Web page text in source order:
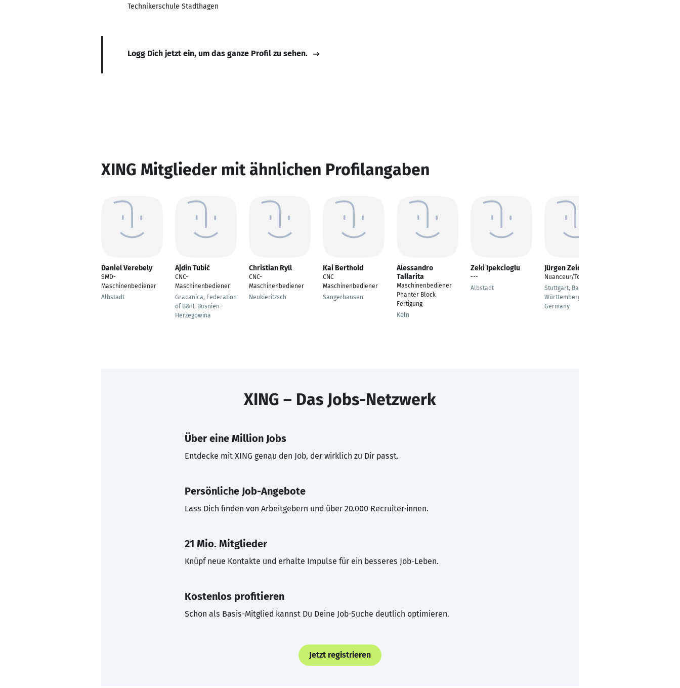
Technikerschule Stadthagen
Logg Dich jetzt ein, um das ganze Profil zu sehen.
XING Mitglieder mit ähnlichen Profilangaben
Daniel Verebely
SMD-
Maschinenbediener
Albstadt
Ajdin Tubić
CNC-
Maschinenbediener
Gracanica, Federation
of B&H, Bosnien-
Herzegowina
Christian Ryll
CNC-
Maschinenbediener
Neukieritzsch
Kai Berthold
CNC
Maschinenbediener
Sangerhausen
Alessandro
Tallarita
Maschinenbediener
Phanter Block
Fertigung
Köln
Zeki Ipekcioglu
---
Albstadt
Jürgen Zeides
Nuanceur/Töner
Stuttgart, Baden-
Württemberg,
Germany
XING – Das Jobs-Netzwerk
Über eine Million Jobs
Entdecke mit XING genau den Job, der wirklich zu Dir passt.
Persönliche Job-Angebote
Lass Dich finden von Arbeitgebern und über 20.000 Recruiter·innen.
21 Mio. Mitglieder
Knüpf neue Kontakte und erhalte Impulse für ein besseres Job-Leben.
Kostenlos profitieren
Schon als Basis-Mitglied kannst Du Deine Job-Suche deutlich optimieren.
Jetzt registrieren